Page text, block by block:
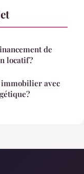
de
locatif?
immobilier avec